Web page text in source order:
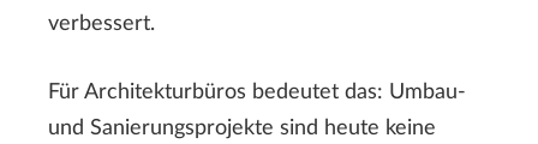
verbessert.
Für Architekturbüros bedeutet das: Umbau-
und Sanierungsprojekte sind heute keine